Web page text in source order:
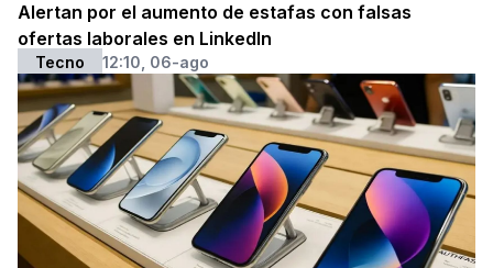
Alertan por el aumento de estafas con falsas
ofertas laborales en LinkedIn
Tecno 12:10, 06-ago